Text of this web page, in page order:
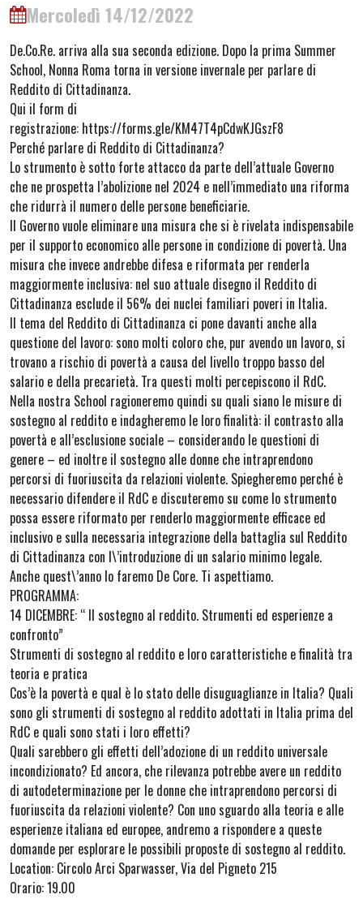
Mercoledì 14/12/2022
De.Co.Re. arriva alla sua seconda edizione. Dopo la prima Summer
School, Nonna Roma torna in versione invernale per parlare di
Reddito di Cittadinanza.
Qui il form di
registrazione: https://forms.gle/KM47T4pCdwKJGszF8
Perché parlare di Reddito di Cittadinanza?
Lo strumento è sotto forte attacco da parte dell’attuale Governo
che ne prospetta l’abolizione nel 2024 e nell’immediato una riforma
che ridurrà il numero delle persone beneficiarie.
Il Governo vuole eliminare una misura che si è rivelata indispensabile
per il supporto economico alle persone in condizione di povertà. Una
misura che invece andrebbe difesa e riformata per renderla
maggiormente inclusiva: nel suo attuale disegno il Reddito di
Cittadinanza esclude il 56% dei nuclei familiari poveri in Italia.
Il tema del Reddito di Cittadinanza ci pone davanti anche alla
questione del lavoro: sono molti coloro che, pur avendo un lavoro, si
trovano a rischio di povertà a causa del livello troppo basso del
salario e della precarietà. Tra questi molti percepiscono il RdC.
Nella nostra School ragioneremo quindi su quali siano le misure di
sostegno al reddito e indagheremo le loro finalità: il contrasto alla
povertà e all’esclusione sociale – considerando le questioni di
genere – ed inoltre il sostegno alle donne che intraprendono
percorsi di fuoriuscita da relazioni violente. Spiegheremo perché è
necessario difendere il RdC e discuteremo su come lo strumento
possa essere riformato per renderlo maggiormente efficace ed
inclusivo e sulla necessaria integrazione della battaglia sul Reddito
di Cittadinanza con l\’introduzione di un salario minimo legale.
Anche quest\’anno lo faremo De Core. Ti aspettiamo.
PROGRAMMA:
14 DICEMBRE: “ Il sostegno al reddito. Strumenti ed esperienze a
confronto”
Strumenti di sostegno al reddito e loro caratteristiche e finalità tra
teoria e pratica
Cos’è la povertà e qual è lo stato delle disuguaglianze in Italia? Quali
sono gli strumenti di sostegno al reddito adottati in Italia prima del
RdC e quali sono stati i loro effetti?
Quali sarebbero gli effetti dell’adozione di un reddito universale
incondizionato? Ed ancora, che rilevanza potrebbe avere un reddito
di autodeterminazione per le donne che intraprendono percorsi di
fuoriuscita da relazioni violente? Con uno sguardo alla teoria e alle
esperienze italiana ed europee, andremo a rispondere a queste
domande per esplorare le possibili proposte di sostegno al reddito.
Location: Circolo Arci Sparwasser, Via del Pigneto 215
Orario: 19.00